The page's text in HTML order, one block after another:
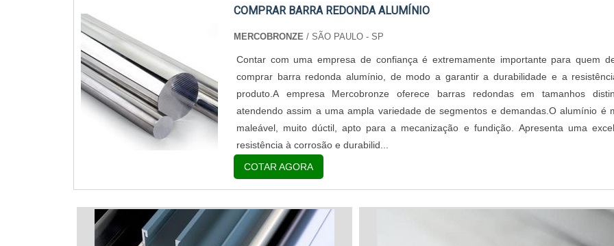
COMPRAR BARRA REDONDA ALUMÍNIO
MERCOBRONZE / SÃO PAULO - SP
Contar com uma empresa de confiança é extremamente importante para quem
comprar barra redonda alumínio, de modo a garantir a durabilidade e a
produto.A empresa Mercobronze oferece barras redondas em tamanhos
atendendo assim a uma ampla variedade de segmentos e demandas.O alumínio é
maleável, muito dúctil, apto para a mecanização e fundição. Apresenta uma
resistência à corrosão e durabilid...
COTAR AGORA